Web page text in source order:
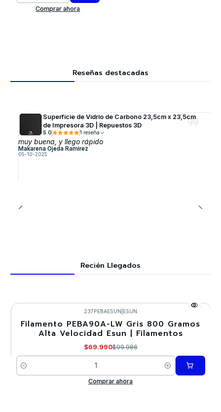
Comprar ahora
Reseñas destacadas
Superficie de Vidrio de Carbono 23,5cm x 23,5cm
de Impresora 3D | Repuestos 3D
5.0 1 reseña
muy buena, y llego rápido
Makarena Ojeda Ramirez
05-10-2025
Recién Llegados
-30%
237PEBAESUN ESUN
Filamento PEBA90A-LW Gris 800 Gramos
Alta Velocidad Esun | Filamentos
$69.990$99.986
Cantidad
Comprar ahora